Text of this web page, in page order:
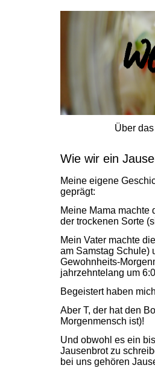
Über
Wie wir ein
Meine eigene
geprägt:
Meine Mama machte
der trockenen Sorte
Mein Vater machte
am Samstag Schule)
Gewohnheits-
jahrzehntelang um
Begeistert haben
Aber T, der hat den
Morgenmensch ist)!
Und obwohl es ein
Jausenbrot zu
bei uns gehören